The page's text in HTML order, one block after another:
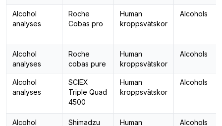
Alcohol
analyses
Roche
Cobas pro
Human
kroppsvätskor
Alcohols
Alcohol
analyses
Roche
cobas pure
Human
kroppsvätskor
Alcohols
Alcohol
analyses
SCIEX
Triple Quad
4500
Human
kroppsvätskor
Alcohols
Alcohol
Shimadzu
Human
Alcohols